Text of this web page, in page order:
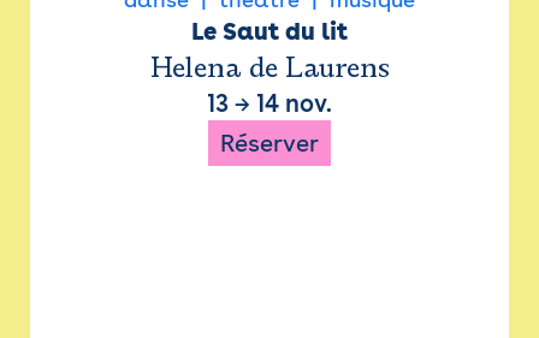
Le Saut du lit
Helena de Laurens
13 → 14 nov.
Réserver